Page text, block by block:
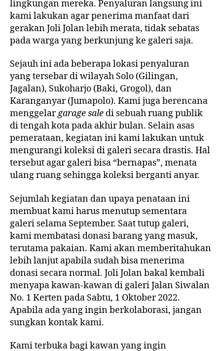
lingkungan mereka. Penyaluran langsung ini
kami lakukan agar penerima manfaat dari
gerakan Joli Jolan lebih merata, tidak sebatas
pada warga yang berkunjung ke galeri saja.
Sejauh ini ada beberapa lokasi penyaluran
yang tersebar di wilayah Solo (Gilingan,
Jagalan), Sukoharjo (Baki, Grogol), dan
Karanganyar (Jumapolo). Kami juga berencana
menggelargarage sale di sebuah ruang publik
di tengah kota pada akhir bulan. Selain asas
pemerataan, kegiatan ini kami lakukan untuk
mengurangi koleksi di galeri secara drastis. Hal
tersebut agar galeri bisa “bernapas”, menata
ulang ruang sehingga koleksi berganti anyar.
Sejumlah kegiatan dan upaya penataan ini
membuat kami harus menutup sementara
galeri selama September. Saat tutup galeri,
kami membatasi donasi barang yang masuk,
terutama pakaian. Kami akan memberitahukan
lebih lanjut apabila sudah bisa menerima
donasi secara normal. Joli Jolan bakal kembali
menyapa kawan-kawan di galeri Jalan Siwalan
No. 1 Kerten pada Sabtu, 1 Oktober 2022.
Apabila ada yang ingin berkolaborasi, jangan
sungkan kontak kami.
Kami terbuka bagi kawan yang ingin